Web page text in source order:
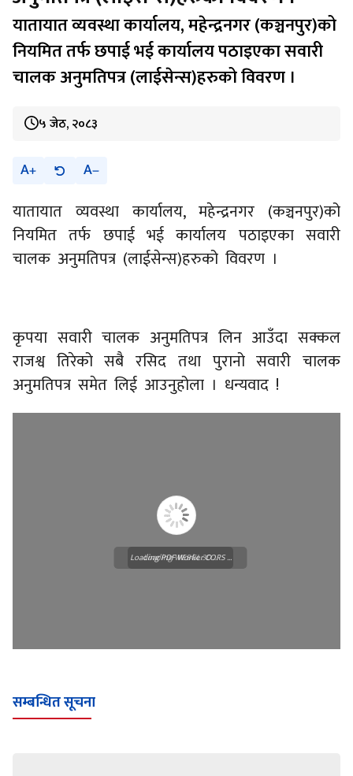
यातायात व्यवस्था कार्यालय, महेन्द्रनगर (कञ्चनपुर)को
नियमित तर्फ छपाई भई कार्यालय पठाइएका सवारी
चालक अनुमतिपत्र (लाईसेन्स)हरुको विवरण ।
५ जेठ, २०८३
A A
यातायात व्यवस्था कार्यालय, महेन्द्रनगर (कञ्चनपुर)को
नियमित तर्फ छपाई भई कार्यालय पठाइएका सवारी
चालक अनुमतिपत्र (लाईसेन्स)हरुको विवरण ।
कृपया सवारी चालक अनुमतिपत्र लिन आउँदा सक्कल
राजश्व तिरेको सबै रसिद तथा पुरानो सवारी चालक
अनुमतिपत्र समेत लिई आउनुहोला । धन्यवाद !
Loading WEBGL 3D ...
Loading PDF Worker CORS ...
सम्बन्धित सूचना